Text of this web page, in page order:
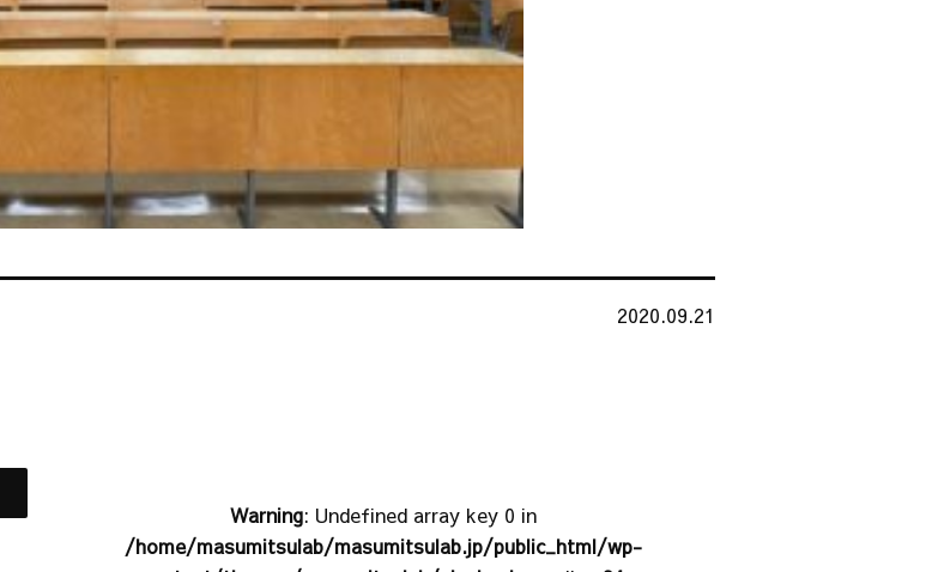
2020.09.21
Warning: Undefined array key 0 in
/home/masumitsulab/masumitsulab.jp/public_html/wp-